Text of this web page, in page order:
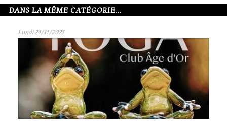
DANS LA MÊME CATÉGORIE...
Lundi 24/11/2025